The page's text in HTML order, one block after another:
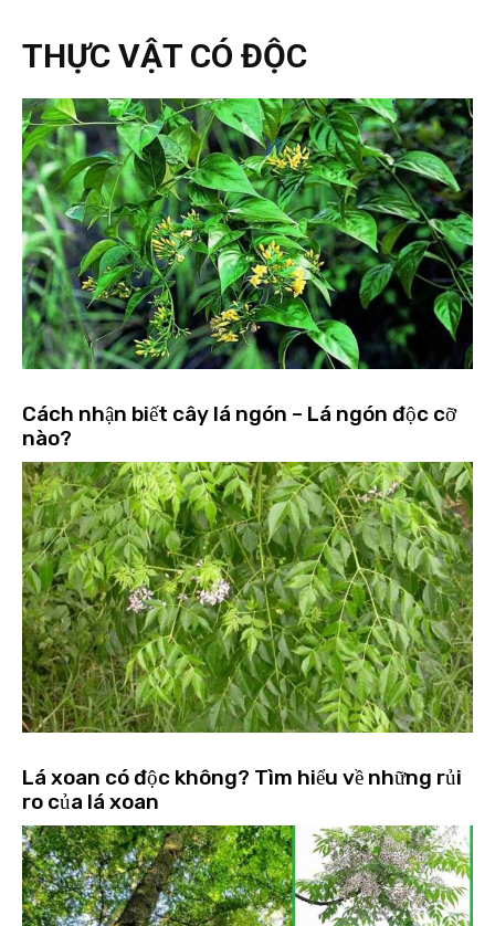
THỰC VẬT CÓ ĐỘC
Cách nhận biết cây lá ngón – Lá ngón độc cỡ
nào?
Lá xoan có độc không? Tìm hiểu về những rủi
ro của lá xoan